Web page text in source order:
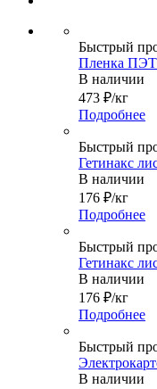
Быстрый
Пленка
В наличии
473 ₽/кг
Подробнее
Быстрый
Гетинакс
В наличии
176 ₽/кг
Подробнее
Быстрый
Гетинакс
В наличии
176 ₽/кг
Подробнее
Быстрый
В наличии